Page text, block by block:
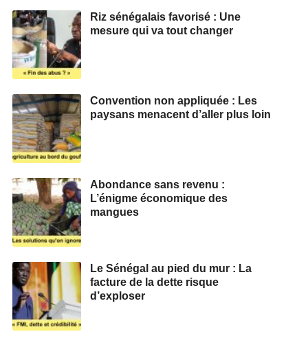
Riz sénégalais favorisé : Une
mesure qui va tout changer
Convention non appliquée : Les
paysans menacent d’aller plus loin
Abondance sans revenu :
L’énigme économique des
mangues
Le Sénégal au pied du mur : La
facture de la dette risque
d’exploser